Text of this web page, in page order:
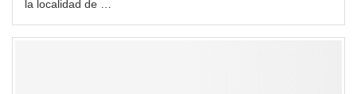
la localidad de …